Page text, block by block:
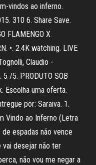
vindos ao inferno.
310 6. Share Save.
FLAMENGO X
•. 2.4K watching. LIVE
Claudio -
/5. PRODUTO SOB
Escolha uma oferta.
por: Saraiva. 1.
Vindo ao Inferno (Letra
espadas não vence
desejar não ter
não vou me negar a